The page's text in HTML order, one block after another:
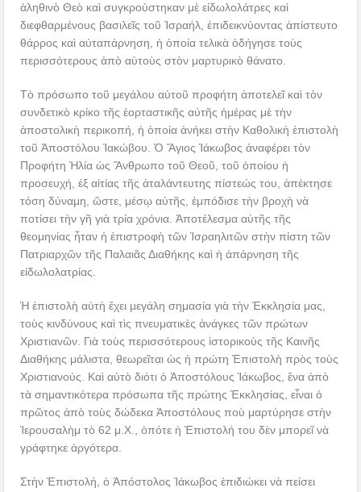
ἀληθινὸ Θεὸ καὶ συγκρούστηκαν μὲ εἰδωλολάτρες καὶ
διεφθαρμένους βασιλεῖς τοῦ Ἰσραήλ, ἐπιδεικνύοντας ἀπίστευτο
θάρρος καὶ αὐταπάρνηση, ἡ ὁποία τελικὰ ὁδήγησε τοὺς
περισσότερους ἀπὸ αὐτοὺς στὸν μαρτυρικὸ θάνατο.
Τὸ πρόσωπο τοῦ μεγάλου αὐτοῦ προφήτη ἀποτελεῖ καὶ τὸν
συνδετικὸ κρίκο τῆς ἑορταστικῆς αὐτῆς ἡμέρας μὲ τὴν
ἀποστολικὴ περικοπή, ἡ ὁποία ἀνήκει στὴν Καθολικὴ ἐπιστολὴ
τοῦ Ἀποστόλου Ἰακώβου. Ὁ Ἅγιος Ἰάκωβος ἀναφέρει τὸν
Προφήτη Ἠλία ὡς Ἄνθρωπο τοῦ Θεοῦ, τοῦ ὁποίου ἡ
προσευχή, ἐξ αἰτίας τῆς ἀταλάντευτης πίστεώς του, ἀπέκτησε
τόση δύναμη, ὥστε, μέσῳ αὐτῆς, ἐμπόδισε τὴν βροχὴ νὰ
ποτίσει τὴν γῆ γιὰ τρία χρόνια. Ἀποτέλεσμα αὐτῆς τῆς
θεομηνίας ἦταν ἡ ἐπιστροφὴ τῶν Ἰσραηλιτῶν στὴν πίστη τῶν
Πατριαρχῶν τῆς Παλαιᾶς Διαθήκης καὶ ἡ ἀπάρνηση τῆς
εἰδωλολατρίας.
Ἡ ἐπιστολὴ αὐτὴ ἔχει μεγάλη σημασία γιὰ τὴν Ἐκκλησία μας,
τοὺς κινδύνους καὶ τὶς πνευματικὲς ἀνάγκες τῶν πρώτων
Χριστιανῶν. Γιὰ τοὺς περισσότερους ἱστορικοὺς τῆς Καινῆς
Διαθήκης μάλιστα, θεωρεῖται ὡς ἡ πρώτη Ἐπιστολὴ πρὸς τοὺς
Χριστιανούς. Καὶ αὐτὸ διότι ὁ Ἀποστόλους Ἰάκωβος, ἕνα ἀπὸ
τὰ σημαντικότερα πρόσωπα τῆς πρώτης Ἐκκλησίας, εἶναι ὁ
πρῶτος ἀπὸ τοὺς δώδεκα Ἀποστόλους ποὺ μαρτύρησε στὴν
Ἱερουσαλὴμ τὸ 62 μ.Χ., ὁπότε ἡ Ἐπιστολή του δὲν μπορεῖ νὰ
γράφτηκε ἀργότερα.
Στὴν Ἐπιστολή, ὁ Ἀπόστολος Ἰάκωβος ἐπιδιώκει νὰ πείσει